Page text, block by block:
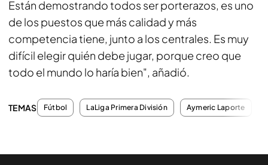
Están demostrando todos ser porterazos, es uno
de los puestos que más calidad y más
competencia tiene, junto a los centrales. Es muy
difícil elegir quién debe jugar, porque creo que
todo el mundo lo haría bien", añadió.
TEMAS Fútbol LaLiga Primera División Aymeric Laporte